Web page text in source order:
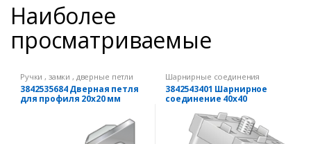
Наиболее
просматриваемые
Ручки , замки , дверные петли
3842535684 Дверная петля
для профиля 20х20 мм
Шарнирные соединения
3842543401 Шарнирное
соединение 40х40